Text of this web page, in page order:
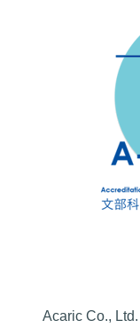
Acaric Co.,